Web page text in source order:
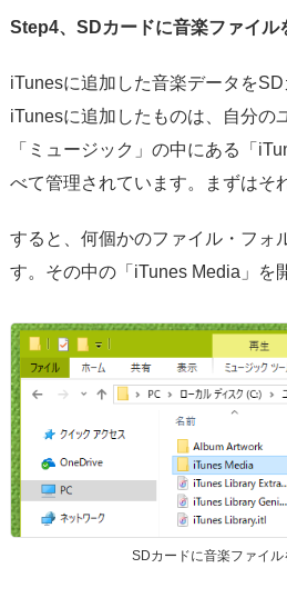
Step4、SDカードに音楽ファイル
iTunesに追加した音楽データをSD
iTunesに追加したものは、自分の
「ミュージック」の中にある「
べて管理されています。まずはそ
すると、何個かのファイル・フォ
す。その中の「iTunes Media」を
SDカードに音楽ファイル